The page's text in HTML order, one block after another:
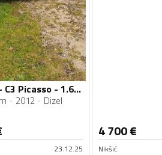
Citroen - C3 Picasso - 1.6hdi
2012 Dizel
23.12.25
4 700€
Nikšić